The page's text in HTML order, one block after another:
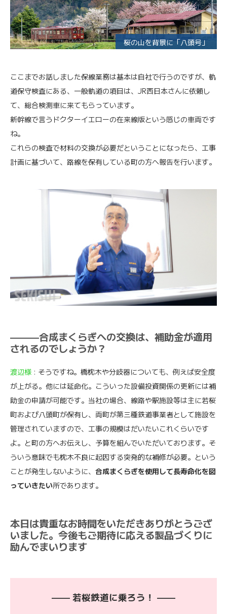
桜の山を背景に「八頭号」
ここまでお話しました保線業務は基本は自社で行うのですが、軌
道保守検査にある、一般軌道の項目は、JR西日本さんに依頼し
て、総合検測車に来てもらっています。
新幹線で言うドクターイエローの在来線版という感じの車両です
ね。
これらの検査で材料の交換が必要だということになったら、工事
計画に基づいて、路線を保有している町の方へ報告を行います。
———合成まくらぎへの交換は、補助金が適用
されるのでしょうか？
渡辺様 : そうですね。橋枕木や分岐器についても、例えば安全度
が上がる。他には延命化。こういった設備投資関係の更新には補
助金の申請が可能です。当社の場合、線路や駅施設等は主に若桜
町および八頭町が保有し、両町が第三種鉄道事業者として施設を
管理されていますので、工事の規模はだいたいこれくらいです
よ。と町の方へお伝えし、予算を組んでいただいております。そ
ういう意味でも枕木不良に起因する突発的な補修が必要。という
ことが発生しないように、 合成まくらぎを使用して長寿命化を図
っていきたい所であります。
本日は貴重なお時間をいただきありがとうござ
いました。今後もご期待に応える製品づくりに
励んでまいります
—— 若桜鉄道に乗ろう！ ——